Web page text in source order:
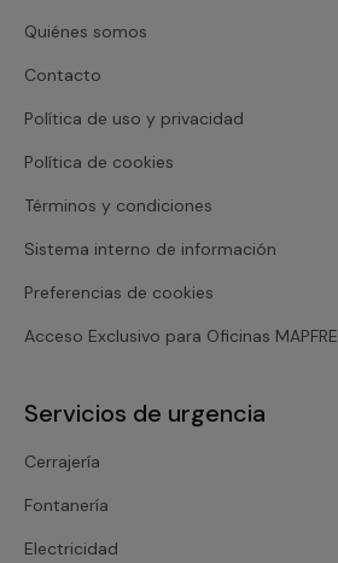
Quiénes somos
Contacto
Política de uso y privacidad
Política de cookies
Términos y condiciones
Sistema interno de información
Preferencias de cookies
Acceso Exclusivo para Oficinas MAPFRE
Servicios de urgencia
Cerrajería
Fontanería
Electricidad